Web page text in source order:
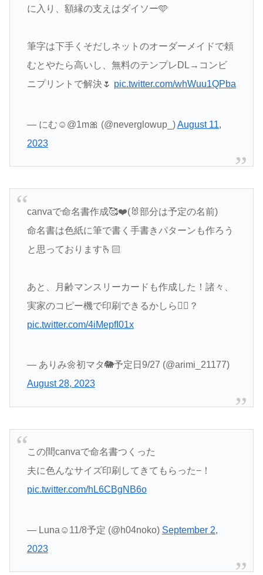
に入り、額縁の支えはダイソー🩵
筆字は下手くそだしネットのオーダーメイドで頼
むとやたら高いし、無料のテンプレDL→コンビ
ニプリントで解決🌷 pic.twitter.com/whWuu1QPba
— にむ☺︎@1m🎀 (@neverglowup_)August 11,
2023
canvaで命名書作成🥰❤️(🐰部分は予定の名前)
命名書は色紙に筆で書く手書きパターンも作ろう
と思っております🫰🏻
あと、月齢マンスリーカードも作成した！諸々、
実家のコピー機で印刷できるかしら😮‍💨？
pic.twitter.com/4iMepfI01x
— ありみ🌼初マタ🐘予定日9/27 (@arimi_21177)
August 28, 2023
この間canvaで命名書つくった
夫に色んなサイズ印刷してきてもらった−！
pic.twitter.com/hL6CBgNB6o
— Luna☺︎11/8予定 (@h04noko) September 2,
2023